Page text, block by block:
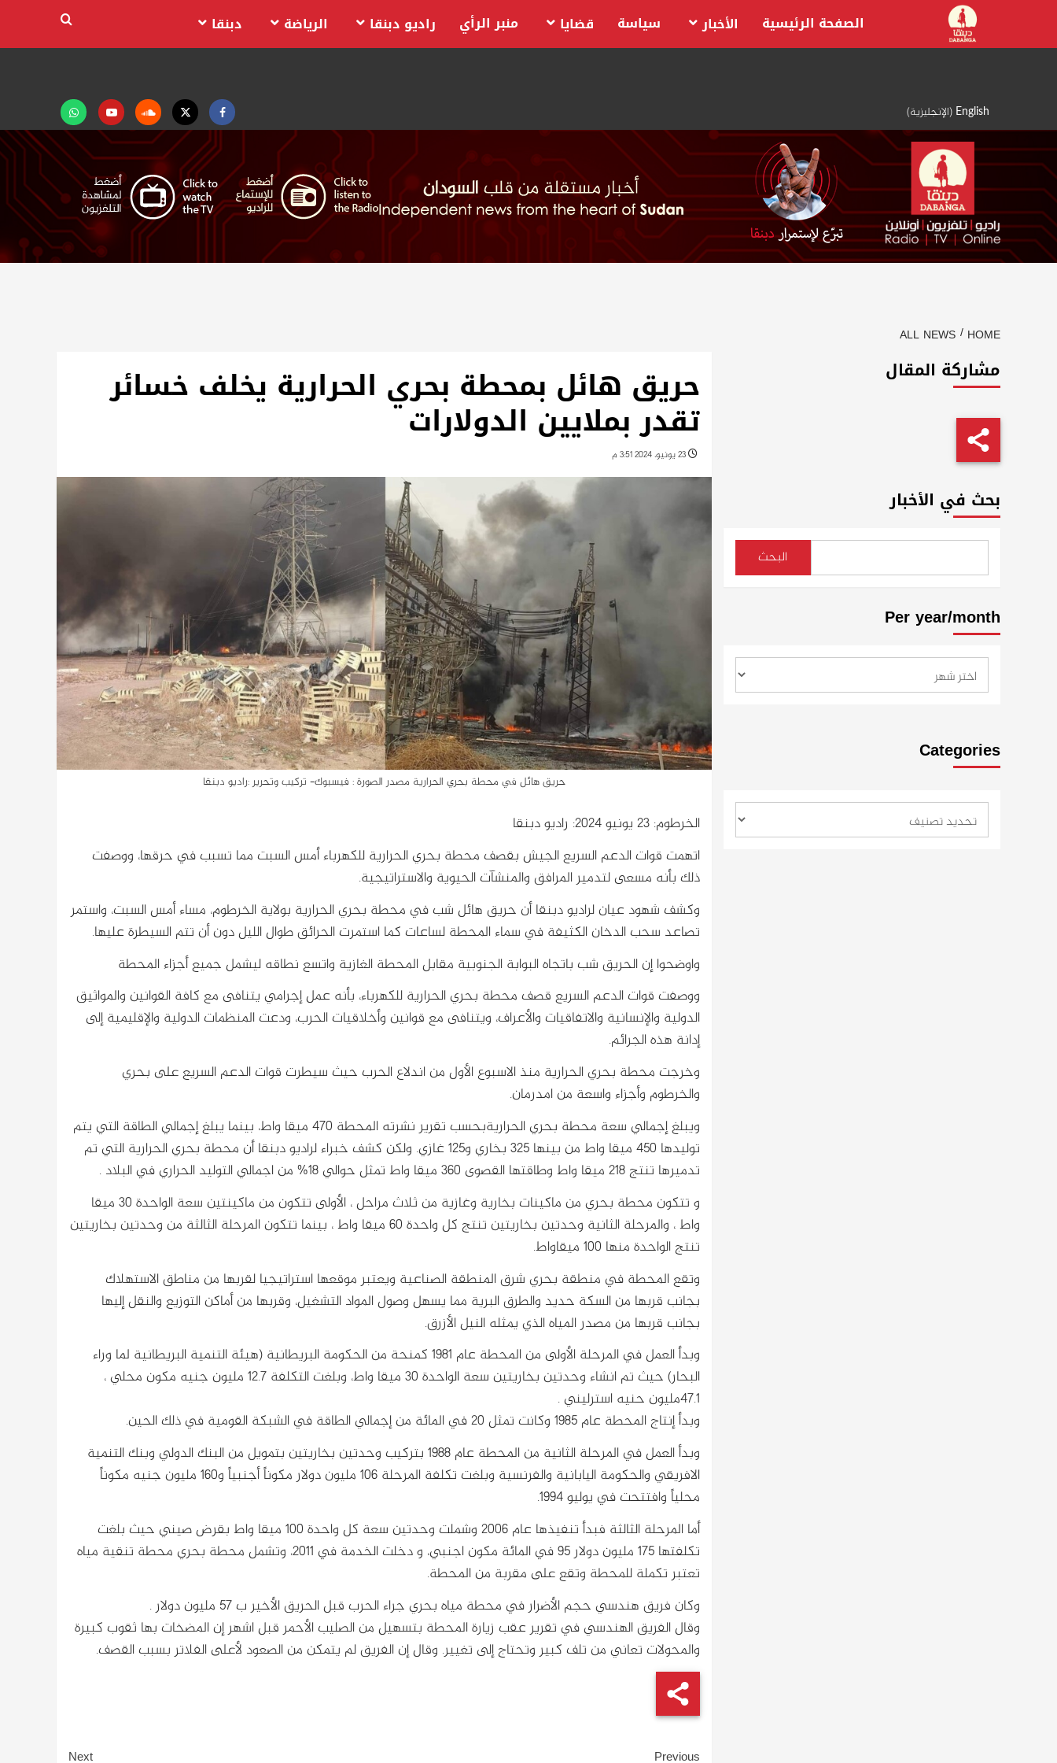
content
English
(الإنجليزية)
Facebook
Twitter
Soundcloud
Youtubeتابعنا
على
واتساب
الصفحة الرئيسية الأخبار سياسة قضايا منبر الرأي راديو دبنقا الرياضة دبنقا
HOME
ALL NEWS
حريق هائل بمحطة بحري الحرارية يخلف خسائر
تقدر بملايين الدولارات
23 يونيو، 2024 3:51 م
حريق هائل في محطة بحري الحرارية مصدر الصورة : فيسبوك- تركيب وتحرير :راديو دبنقا
الخرطوم: 23 يونيو 2024: راديو دبنقا
اتهمت قوات الدعم السريع الجيش بقصف محطة بحري الحرارية للكهرباء أمس السبت مما تسبب في حرقها، ووصفت
ذلك بأنه مسعى لتدمير المرافق والمنشآت الحيوية والاستراتيجية.
وكشف شهود عيان لراديو دبنقا أن حريق هائل شب في محطة بحري الحرارية بولاية الخرطوم، مساء أمس السبت، واستمر
تصاعد سحب الدخان الكثيفة في سماء المحطة لساعات كما استمرت الحرائق طوال الليل دون أن تتم السيطرة عليها.
واوضحوا إن الحريق شب باتجاه البوابة الجنوبية مقابل المحطة الغازية واتسع نطاقه ليشمل جميع أجزاء المحطة
ووصفت قوات الدعم السريع قصف محطة بحري الحرارية للكهرباء، بأنه عمل إجرامي يتنافى مع كافة القوانين والمواثيق
الدولية والإنسانية والاتفاقيات والأعراف، ويتنافى مع قوانين وأخلاقيات الحرب، ودعت المنظمات الدولية والإقليمية إلى
إدانة هذه الجرائم.
وخرجت محطة بحري الحرارية منذ الاسبوع الأول من اندلاع الحرب حيث سيطرت قوات الدعم السريع على بحري
والخرطوم وأجزاء واسعة من امدرمان.
ويبلغ إجمالي سعة محطة بحري الحراريةبحسب تقرير نشرته المحطة ٤٧٠ ميقا واط، بينما يبلغ إجمالي الطاقة التي يتم
توليدها ٤٥٠ ميقا واط من بينها ٣٢٥ بخاري و١٢٥ غازي. ولكن كشف خبراء لراديو دبنقا أن محطة بحري الحرارية التي تم
تدميرها تنتج 218 ميقا واط وطاقتها القصوى 360 ميقا واط تمثل حوالي 18% من اجمالي التوليد الحراري في البلاد .
و تتكون محطة بحري من ماكينات بخارية وغازية من ثلاث مراحل ، الأولى تتكون من ماكينتين سعة الواحدة 30 ميقا
واط ، والمرحلة الثانية وحدتين بخاريتين تنتج كل واحدة 60 ميقا واط ، بينما تتكون المرحلة الثالثة من وحدتين بخاريتين
تنتج الواحدة منها 100 ميقاواط.
وتقع المحطة في منطقة بحري شرق المنطقة الصناعية ويعتبر موقعها استراتيجيا لقربها من مناطق الاستهلاك
بجانب قربها من السكة حديد والطرق البرية مما يسهل وصول المواد التشغيل، وقربها من أماكن التوزيع والنقل إليها
بجانب قربها من مصدر المياه الذي يمثله النيل الأزرق.
وبدأ العمل في المرحلة الأولى من المحطة عام 1981 كمنحة من الحكومة البريطانية (هيئة التنمية البريطانية لما وراء
البحار) حيث تم انشاء وحدتين بخاريتين سعة الواحدة 30 ميقا واط، وبلغت التكلفة 12.7 مليون جنيه مكون محلي ،
47.1مليون حنيه استرليني .
وبدأ إنتاج المحطة عام 1985 وكانت تمثل 20 في المائة من إجمالي الطاقة في الشبكة القومية في ذلك الحين.
وبدأ العمل في المرحلة الثانية من المحطة عام 1988 بتركيب وحدتين بخاريتين بتمويل من البنك الدولي وبنك التنمية
الافريقي والحكومة اليابانية والفرنسية وبلغت تكلفة المرحلة 106 مليون دولار مكوناً أجنبياً و160 مليون جنيه مكوناً
محلياً وافتتحت في يوليو 1994.
أما المرحلة الثالثة فبدأ تنفيذها عام 2006 وشملت وحدتين سعة كل واحدة 100 ميقا واط بقرض صيني حيث بلغت
تكلفتها 175 مليون دولار 95 في المائة مكون اجنبي، و دخلت الخدمة في 2011، وتشمل محطة بحري محطة تنقية مياه
تعتبر تكملة للمحطة وتقع على مقربة من المحطة.
وكان فريق هندسي حجم الأضرار في محطة مياه بحري جراء الحرب قبل الحريق الأخير ب 57 مليون دولار .
وقال الفريق الهندسي في تقرير عقب زيارة المحطة بتسهيل من الصليب الأحمر قبل اشهر إن المضخات بها ثقوب كبيرة
والمحولات تعاني من تلف كبير وتحتاج إلى تغيير. وقال إن الفريق لم يتمكن من الصعود لأعلى الفلاتر بسبب القصف.
Previous
Next
مشاركة المقال
بحث في الأخبار
البحث
Per year/month
Categories